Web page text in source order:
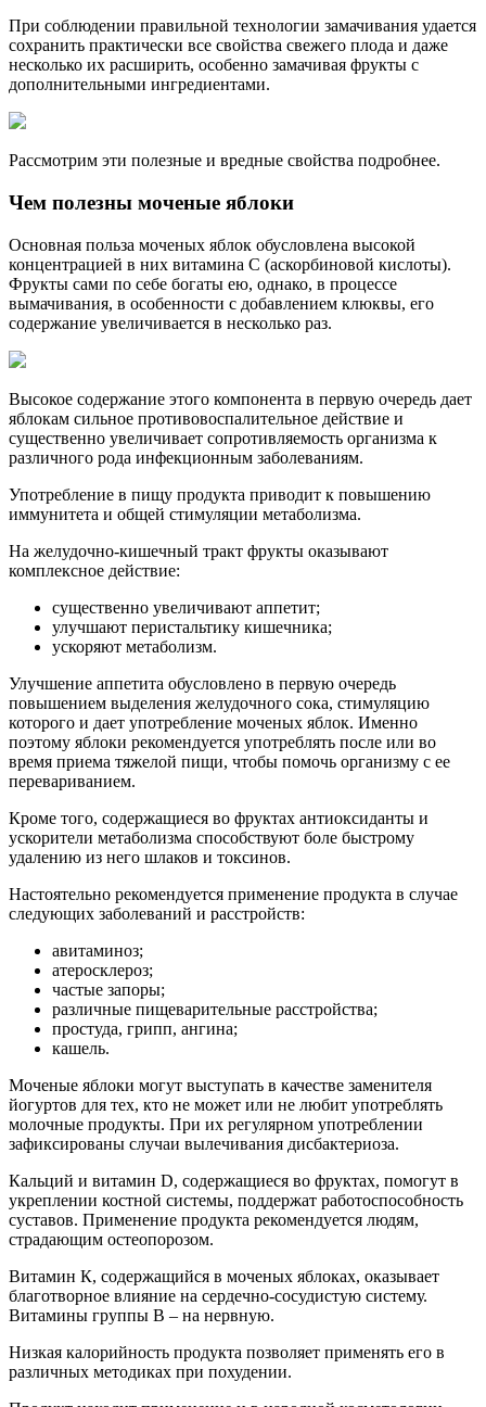
При соблюдении правильной технологии замачивания удается
сохранить практически все свойства свежего плода и даже
несколько их расширить, особенно замачивая фрукты с
дополнительными ингредиентами.
Рассмотрим эти полезные и вредные свойства подробнее.
Чем полезны моченые яблоки
Основная польза моченых яблок обусловлена высокой
концентрацией в них витамина С (аскорбиновой кислоты).
Фрукты сами по себе богаты ею, однако, в процессе
вымачивания, в особенности с добавлением клюквы, его
содержание увеличивается в несколько раз.
Высокое содержание этого компонента в первую очередь дает
яблокам сильное противовоспалительное действие и
существенно увеличивает сопротивляемость организма к
различного рода инфекционным заболеваниям.
Употребление в пищу продукта приводит к повышению
иммунитета и общей стимуляции метаболизма.
На желудочно-кишечный тракт фрукты оказывают
комплексное действие:
существенно увеличивают аппетит;
улучшают перистальтику кишечника;
ускоряют метаболизм.
Улучшение аппетита обусловлено в первую очередь
повышением выделения желудочного сока, стимуляцию
которого и дает употребление моченых яблок. Именно
поэтому яблоки рекомендуется употреблять после или во
время приема тяжелой пищи, чтобы помочь организму с ее
перевариванием.
Кроме того, содержащиеся во фруктах антиоксиданты и
ускорители метаболизма способствуют боле быстрому
удалению из него шлаков и токсинов.
Настоятельно рекомендуется применение продукта в случае
следующих заболеваний и расстройств:
авитаминоз;
атеросклероз;
частые запоры;
различные пищеварительные расстройства;
простуда, грипп, ангина;
кашель.
Моченые яблоки могут выступать в качестве заменителя
йогуртов для тех, кто не может или не любит употреблять
молочные продукты. При их регулярном употреблении
зафиксированы случаи вылечивания дисбактериоза.
Кальций и витамин D, содержащиеся во фруктах, помогут в
укреплении костной системы, поддержат работоспособность
суставов. Применение продукта рекомендуется людям,
страдающим остеопорозом.
Витамин К, содержащийся в моченых яблоках, оказывает
благотворное влияние на сердечно-сосудистую систему.
Витамины группы В – на нервную.
Низкая калорийность продукта позволяет применять его в
различных методиках при похудении.